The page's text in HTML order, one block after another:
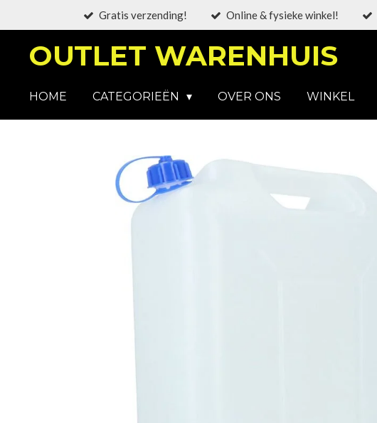
hoofdinhoud
Gratis verzending! Online & fysieke winkel!
OUTLET WARENHUIS
HOME CATEGORIEËN OVER ONS WINKEL